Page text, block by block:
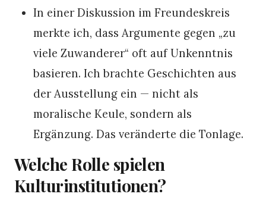
In einer Diskussion im Freundeskreis
merkte ich, dass Argumente gegen „zu
viele Zuwanderer“ oft auf Unkenntnis
basieren. Ich brachte Geschichten aus
der Ausstellung ein — nicht als
moralische Keule, sondern als
Ergänzung. Das veränderte die Tonlage.
Welche Rolle spielen
Kulturinstitutionen?